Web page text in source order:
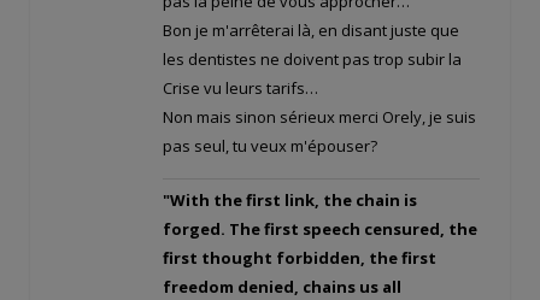
Bon je m'arrêterai là, en disant juste que
les dentistes ne doivent pas trop subir la
Crise vu leurs tarifs…
Non mais sinon sérieux merci Orely, je suis
pas seul, tu veux m'épouser?
"With the first link, the chain is
forged. The first speech censured, the
first thought forbidden, the first
freedom denied, chains us all